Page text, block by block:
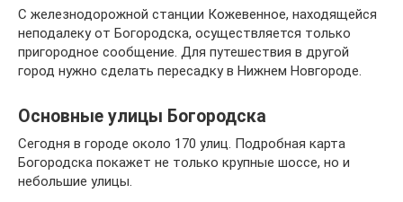
С железнодорожной станции Кожевенное, находящейся
неподалеку от Богородска, осуществляется только
пригородное сообщение. Для путешествия в другой
город нужно сделать пересадку в Нижнем Новгороде.
Основные улицы Богородска
Сегодня в городе около 170 улиц. Подробная карта
Богородска покажет не только крупные шоссе, но и
небольшие улицы.